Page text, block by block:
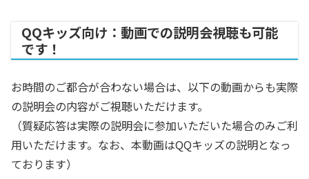
QQキッズ向け：動画での説明会視聴も可能
です！
お時間のご都合が合わない場合は、以下の動画からも実際
の説明会の内容がご視聴いただけます。
（質疑応答は実際の説明会に参加いただいた場合のみご利
用いただけます。なお、本動画はQQキッズの説明となっ
ております）